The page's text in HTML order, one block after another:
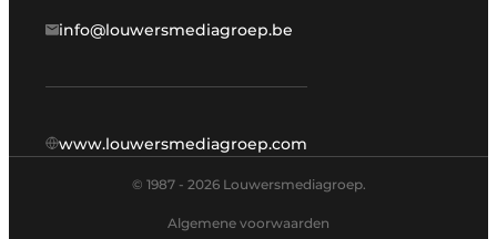
info@louwersmediagroep.be
www.louwersmediagroep.com
© 1987 - 2026 Louwersmediagroep.
Algemene voorwaarden